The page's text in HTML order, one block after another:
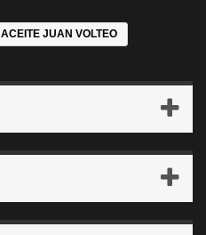
ACEITE JUAN VOLTEO